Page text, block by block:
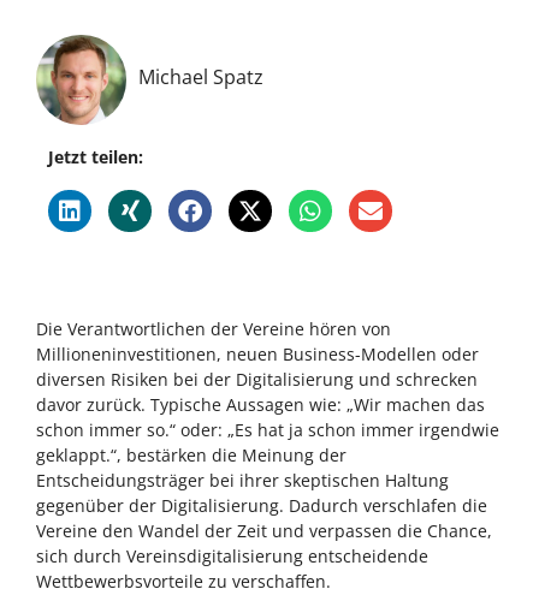
Michael Spatz
Jetzt teilen:
Die Verantwortlichen der Vereine hören von
Millioneninvestitionen, neuen Business-Modellen oder
diversen Risiken bei der Digitalisierung und schrecken
davor zurück. Typische Aussagen wie: „Wir machen das
schon immer so.“ oder: „Es hat ja schon immer irgendwie
geklappt.“, bestärken die Meinung der
Entscheidungsträger bei ihrer skeptischen Haltung
gegenüber der Digitalisierung. Dadurch verschlafen die
Vereine den Wandel der Zeit und verpassen die Chance,
sich durch Vereinsdigitalisierung entscheidende
Wettbewerbsvorteile zu verschaffen.